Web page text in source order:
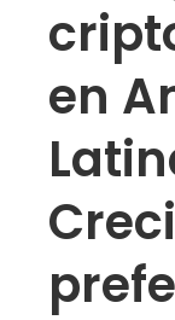
en